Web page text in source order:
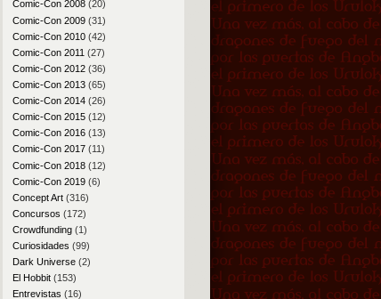
Comic-Con 2008(20)
Comic-Con 2009(31)
Comic-Con 2010(42)
Comic-Con 2011 (27)
Comic-Con 2012(36)
Comic-Con 2013(65)
Comic-Con 2014(26)
Comic-Con 2015(12)
Comic-Con 2016(13)
Comic-Con 2017(11)
Comic-Con 2018(12)
Comic-Con 2019(6)
Concept Art(316)
Concursos (172)
Crowdfunding(1)
Curiosidades (99)
Dark Universe(2)
El Hobbit(153)
Entrevistas (16)